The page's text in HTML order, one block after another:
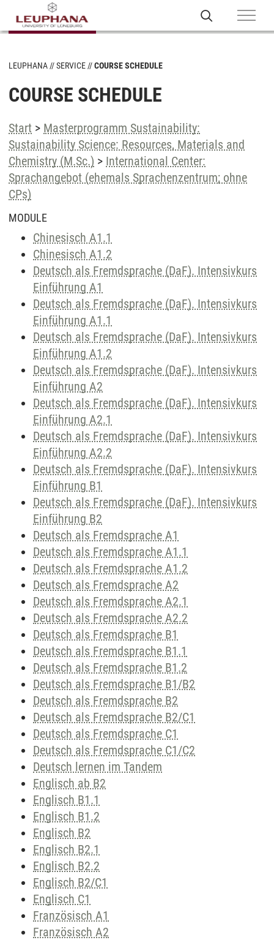
LEUPHANA SERVICE COURSE SCHEDULE
COURSE SCHEDULE
Start > Masterprogramm Sustainability:
Sustainability Science: Resources, Materials and
Chemistry (M.Sc.) > International Center:
Sprachangebot (ehemals Sprachenzentrum; ohne
CPs)
MODULE
Chinesisch A1.1
Chinesisch A1.2
Deutsch als Fremdsprache (DaF). Intensivkurs
Einführung A1
Deutsch als Fremdsprache (DaF). Intensivkurs
Einführung A1.1
Deutsch als Fremdsprache (DaF). Intensivkurs
Einführung A1.2
Deutsch als Fremdsprache (DaF). Intensivkurs
Einführung A2
Deutsch als Fremdsprache (DaF). Intensivkurs
Einführung A2.1
Deutsch als Fremdsprache (DaF). Intensivkurs
Einführung A2.2
Deutsch als Fremdsprache (DaF). Intensivkurs
Einführung B1
Deutsch als Fremdsprache (DaF). Intensivkurs
Einführung B2
Deutsch als Fremdsprache A1
Deutsch als Fremdsprache A1.1
Deutsch als Fremdsprache A1.2
Deutsch als Fremdsprache A2
Deutsch als Fremdsprache A2.1
Deutsch als Fremdsprache A2.2
Deutsch als Fremdsprache B1
Deutsch als Fremdsprache B1.1
Deutsch als Fremdsprache B1.2
Deutsch als Fremdsprache B1/B2
Deutsch als Fremdsprache B2
Deutsch als Fremdsprache B2/C1
Deutsch als Fremdsprache C1
Deutsch als Fremdsprache C1/C2
Deutsch lernen im Tandem
Englisch ab B2
Englisch B1.1
Englisch B1.2
Englisch B2
Englisch B2.1
Englisch B2.2
Englisch B2/C1
Englisch C1
Französisch A1
Französisch A2